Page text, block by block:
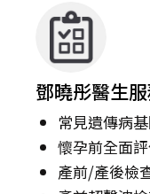
鄧曉彤醫生
常見遺傳病
懷孕前全面
產前/產後檢